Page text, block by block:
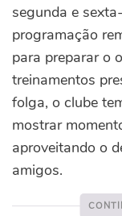
segunda e
programação
para preparar o
treinamentos
folga, o clube
mostrar
aproveitando o
amigos.